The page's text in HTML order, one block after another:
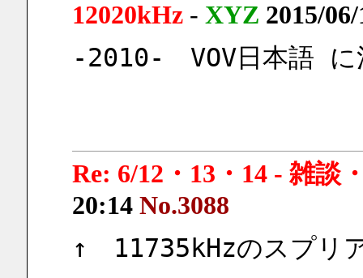
12020kHz- XYZ 2015/
-2010-　VOV日本語 に
Re: 6/12・13・14 - 雑談
20:14 No.3088
↑　11735kHzのスプリ